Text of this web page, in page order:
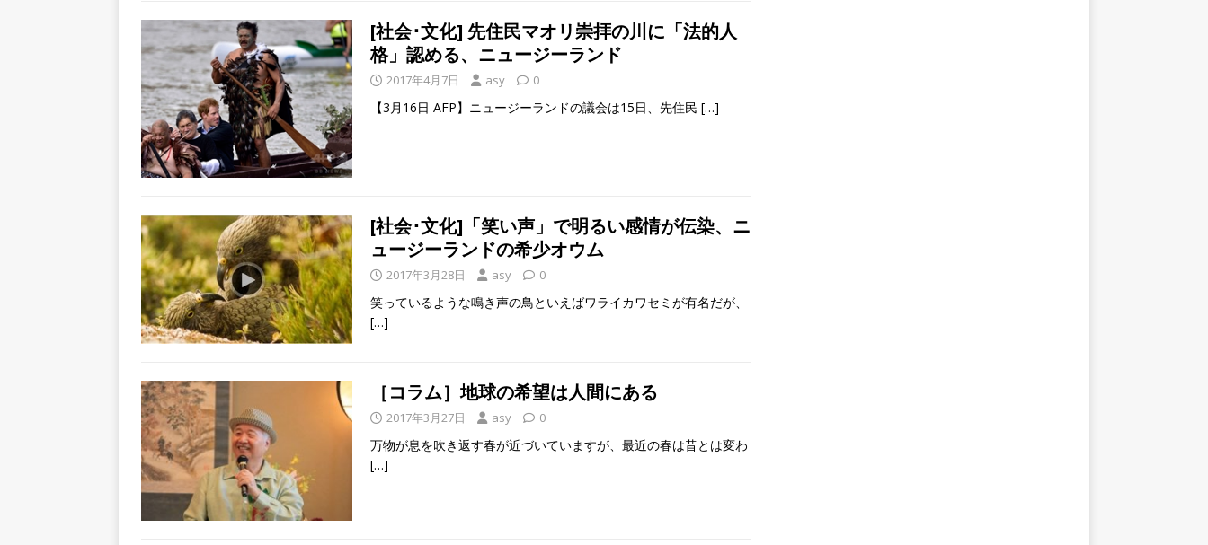
[社会･文化] 先住民マオリ崇拝の川に「法的人
格」認める、ニュージーランド
2017年4月7日 asy 0
【3月16日 AFP】ニュージーランドの議会は15日、先住民 […]
[社会･文化]「笑い声」で明るい感情が伝染、ニ
ュージーランドの希少オウム
2017年3月28日 asy 0
笑っているような鳴き声の鳥といえばワライカワセミが有名だが、
[…]
［コラム］地球の希望は人間にある
2017年3月27日 asy 0
万物が息を吹き返す春が近づいていますが、最近の春は昔とは変わ
[…]